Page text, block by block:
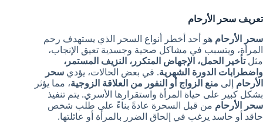
تعريف سحر الأرحام
سحر الأرحام هو أحد أخطر أنواع السحر الذي يستهدف رحم
المرأة، ويتسبب في مشاكل صحية وجسدية تعيق الإنجاب،
مثلتأخير الحمل، الإجهاض المتكرر، النزيف المستمر،
واضطرابات الدورة الشهرية. في بعض الحالات، يؤدي سحر
الأرحام إلى منع الزواج أو النفور من العلاقة الزوجية، مما يؤثر
بشكل كبير على حياة المرأة واستقرارها الأسري. يتم تنفيذ
سحر الأرحام من قبل السحرة عادةً بناءً على طلب شخص
حاقد أو حاسد يرغب في إلحاق الضرر بالمرأة أو عائلتها.